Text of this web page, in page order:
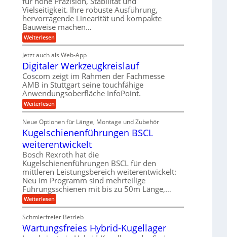
e
b
e
f
ü
r
r
a
u
e
U
m
g
e
b
n
g
e
n
r
a
g
s
i
n
g
a
n
g
e
n
i
g
e
r
S
t
e
l
l
n
g
e
n
g
e
t
r
i
b
e
f
ü
r
p
r
z
i
e
H
u
b
b
e
w
e
g
n
g
e
Vielseitigkeit. Ihre robuste Ausführung,
hervorragende Linearität und kompakte
Bauweise machen…
Weiterlesen:
P
ä
z
i
s
i
o
n
f
ü
r
A
u
t
o
m
o
i
v
e
u
n
d
M
a
s
Jetzt auch als Web-App
Digitaler Werkzeugkreislauf
Coscom zeigt im Rahmen der Fachmesse
AMB in Stuttgart seine touchfähige
Anwendungsoberfläche InfoPoint.
Weiterlesen:
D
g
i
t
a
l
e
r
W
e
r
k
z
e
u
k
Neue Optionen für Länge, Montage und Zubehör
Kugelschienenführungen BSCL
weiterentwickelt
Bosch Rexroth hat die
Kugelschienenführungen BSCL für den
mittleren Leistungsbereich weiterentwickelt:
Neu im Programm sind mehrteilige
Führungsschienen mit bis zu 50m Länge,…
Weiterlesen:
K
g
e
l
Schmierfreier Betrieb
Wartungsfreies Hybrid-Kugellager